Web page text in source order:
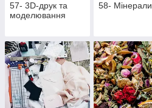
57- 3D-друк та
моделювання
58- Мінерали